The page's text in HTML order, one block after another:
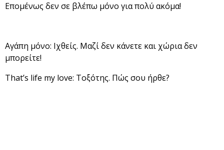
Επομένως δεν σε βλέπω μόνο για πολύ ακόμα!
Αγάπη μόνο: Ιχθείς. Μαζί δεν κάνετε και χώρια δεν
μπορείτε!
That’s life my love: Τοξότης. Πώς σου ήρθε?